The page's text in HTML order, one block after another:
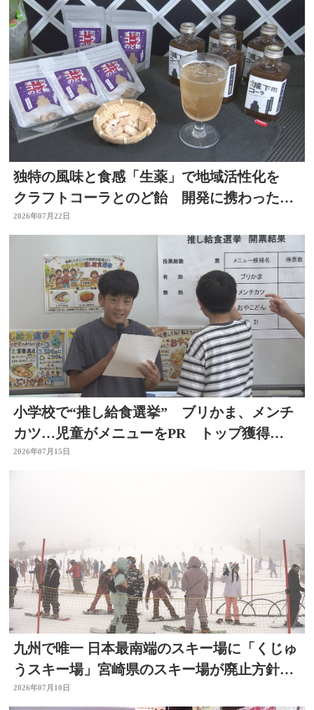
独特の風味と食感「生薬」で地域活性化を
クラフトコーラとのど飴 開発に携わった薬
剤師の思いは 大分
2026年07月22日
小学校で“推し給食選挙” ブリかま、メンチ
カツ…児童がメニューをPR トップ獲得
は？ 選挙を身近に
2026年07月15日
九州で唯一 日本最南端のスキー場に「くじゅ
うスキー場」宮崎県のスキー場が廃止方針
で 大分
2026年07月10日